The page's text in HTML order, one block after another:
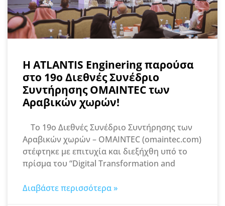
Η ATLANTIS Enginering παρούσα
στο 19ο Διεθνές Συνέδριο
Συντήρησης OMAINTEC των
Αραβικών χωρών!
To 19ο Διεθνές Συνέδριο Συντήρησης των
Αραβικών χωρών – OMAINTEC (omaintec.com)
στέφτηκε με επιτυχία και διεξήχθη υπό το
πρίσμα του “Digital Transformation and
Διαβάστε περισσότερα »